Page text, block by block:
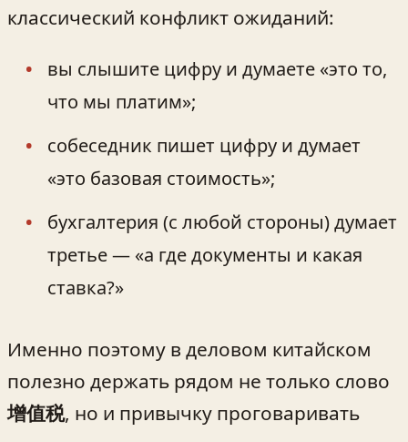
классический конфликт ожиданий:
вы слышите цифру и думаете «это то,
что мы платим»;
собеседник пишет цифру и думает
«это базовая стоимость»;
бухгалтерия (с любой стороны) думает
третье — «а где документы и какая
ставка?»
Именно поэтому в деловом китайском
полезно держать рядом не только слово
增值税, но и привычку проговаривать